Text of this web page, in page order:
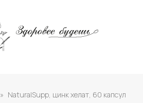
NaturalSupp, цинк хелат, 60 капсул